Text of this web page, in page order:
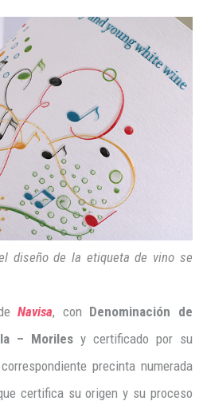
diseño de la etiqueta de vino se
Navisa, con Denominación de
– Moriles y certificado por su
precinta numerada
certifica su origen y su proceso